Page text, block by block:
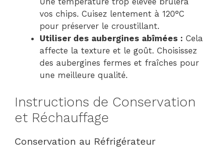
vos chips. Cuisez lentement à 120°C
pour préserver le croustillant.
Utiliser des aubergines abîmées : Cela
affecte la texture et le goût. Choisissez
des aubergines fermes et fraîches pour
une meilleure qualité.
Instructions de Conservation
et Réchauffage
Conservation au Réfrigérateur